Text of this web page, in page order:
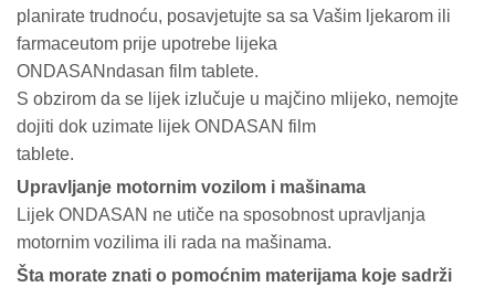
planirate trudnoću, posavjetujte sa sa Vašim ljekarom ili
farmaceutom prije upotrebe lijeka
ONDASANndasan film tablete.
S obzirom da se lijek izlučuje u majčino mlijeko, nemojte
dojiti dok uzimate lijek ONDASAN film
tablete.
Upravljanje motornim vozilom i mašinama
Lijek ONDASAN ne utiče na sposobnost upravljanja
motornim vozilima ili rada na mašinama.
Šta morate znati o pomoćnim materijama koje sadrži